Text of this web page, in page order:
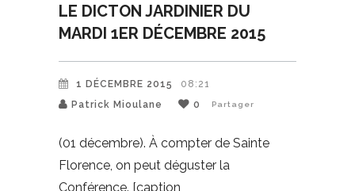
LE DICTON JARDINIER DU
MARDI 1ER DÉCEMBRE 2015
1 DÉCEMBRE 2015
08:21
Patrick Mioulane
0 Partager
(01 décembre). À compter de Sainte
Florence, on peut déguster la
Conférence. [caption